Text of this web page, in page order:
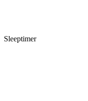
Sleeptimer